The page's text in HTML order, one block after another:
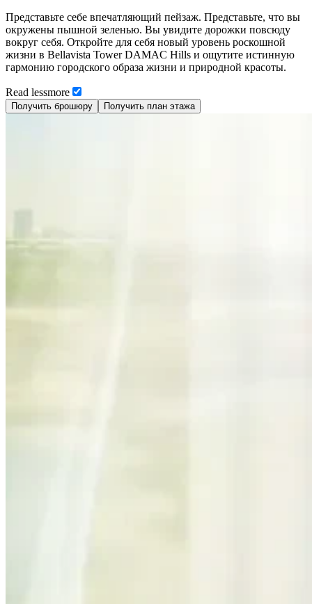
Представьте себе впечатляющий пейзаж. Представьте, что вы
окружены пышной зеленью. Вы увидите дорожки повсюду
вокруг себя. Откройте для себя новый уровень роскошной
жизни в Bellavista Tower DAMAC Hills и ощутите истинную
гармонию городского образа жизни и природной красоты.
Read lessmore
Получить брошюру Получить план этажа